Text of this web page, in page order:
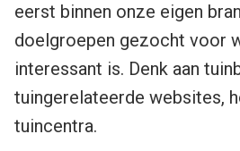
eerst binnen onze eigen
doelgroepen gezocht voor
interessant is. Denk aan
tuingerelateerde websites,
tuincentra.